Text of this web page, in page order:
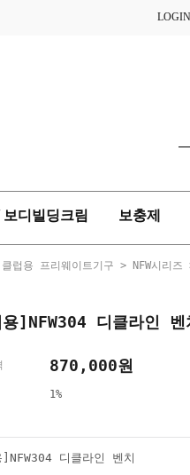
LOGIN
디빌딩크림 보충제
클럽용 프리웨이트기구 > NFW시리즈
용]NFW304 디클라인 벤
870,000원
1%
]NFW304 디클라인 벤치